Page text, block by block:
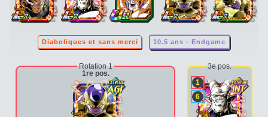
Diaboliques et sans merci 10.5 ans - Endgame
Rotation 1
1re pos.
3e pos.
1
6